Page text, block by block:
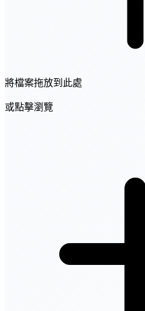
將檔案拖放到此處
或點擊瀏覽